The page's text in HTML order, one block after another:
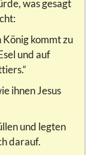
was gesagt
König kommt zu
und auf
ihnen Jesus
und legten
darauf.